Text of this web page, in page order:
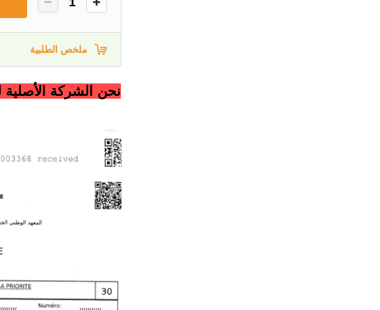
ملخص الطلبية
نحن الشركة الأصلية